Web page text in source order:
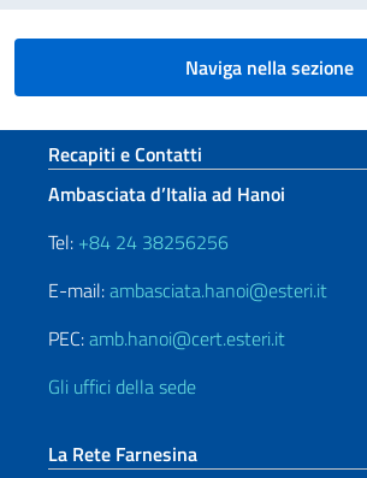
Naviga nella sezione
Sezione footer
Recapiti e Contatti
Ambasciata d’Italia ad Hanoi
Tel: +84 24 38256256
E-mail:ambasciata.hanoi@esteri.it
PEC:amb.hanoi@cert.esteri.it
Gli uffici della sede
La Rete Farnesina